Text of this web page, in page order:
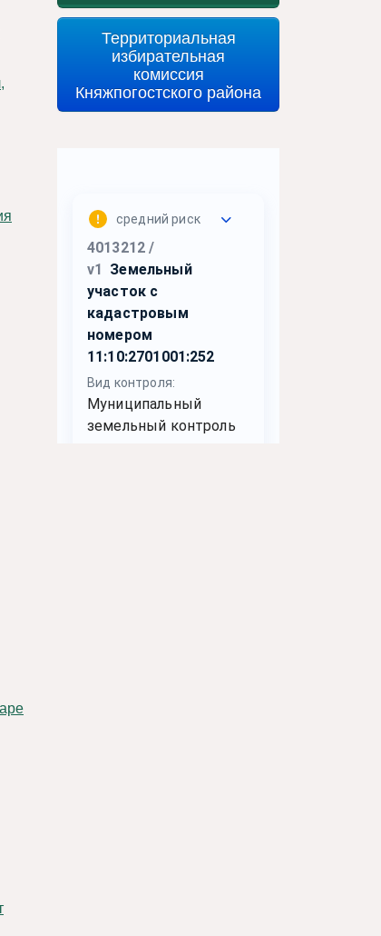
Территориальная
избирательная
комиссия
Княжпогостского района